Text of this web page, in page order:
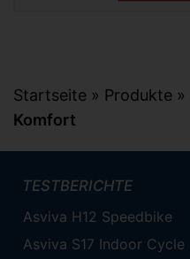
Startseite » Produkte »
Komfort
TESTBERICHTE
Asviva H12 Speedbike
Asviva S17 Indoor Cycle